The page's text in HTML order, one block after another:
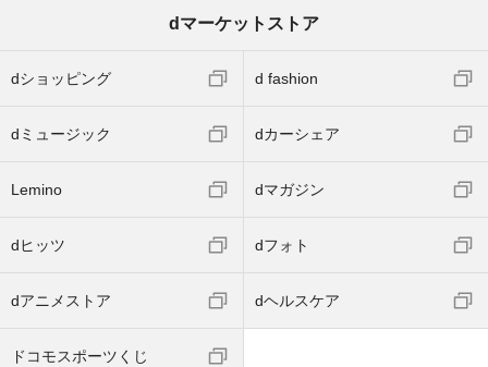
dマーケットストア
dショッピング d fashion
dミュージック dカーシェア
Lemino dマガジン
dヒッツ dフォト
dアニメストア dヘルスケア
ドコモスポーツくじ